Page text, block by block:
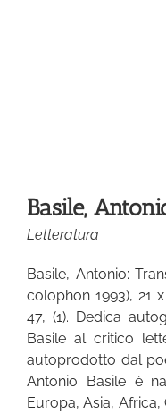
Basile,
Letteratura
Basile, Antonio:
colophon 1993), 21
47, (1). Dedica
Basile al critico
autoprodotto dal
Antonio Basile è
Europa, Asia, Africa,